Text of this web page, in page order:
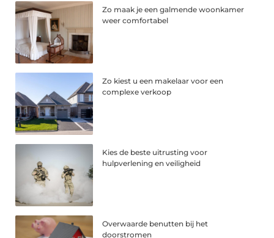
Zo maak je een galmende woonkamer
weer comfortabel
Zo kiest u een makelaar voor een
complexe verkoop
Kies de beste uitrusting voor
hulpverlening en veiligheid
Overwaarde benutten bij het
doorstromen